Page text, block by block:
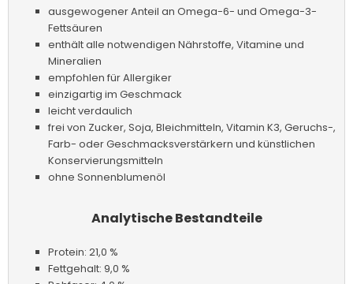
ausgewogener Anteil an Omega-6- und Omega-3-
Fettsäuren
enthält alle notwendigen Nährstoffe, Vitamine und
Mineralien
empfohlen für Allergiker
einzigartig im Geschmack
leicht verdaulich
frei von Zucker, Soja, Bleichmitteln, Vitamin K3, Geruchs-,
Farb- oder Geschmacksverstärkern und künstlichen
Konservierungsmitteln
ohne Sonnenblumenöl
Analytische Bestandteile
Protein: 21,0 %
Fettgehalt: 9,0 %